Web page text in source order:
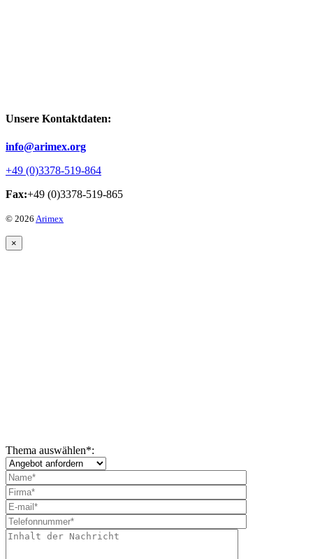
Unsere Kontaktdaten:
info@arimex.org
+49 (0)3378-519-864
Fax:+49 (0)3378-519-865
© 2026 Arimex
×
Thema auswählen*: